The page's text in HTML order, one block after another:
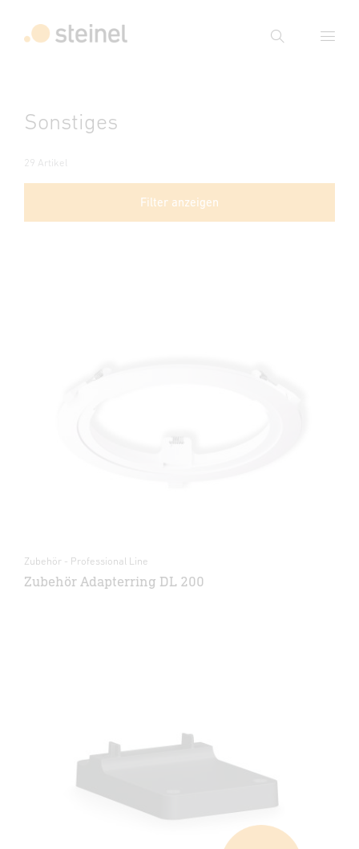
Suche
Suche
Sonstiges
29 Artikel
Filter anzeigen
Zubehör - Professional Line
Zubehör Adapterring DL 200